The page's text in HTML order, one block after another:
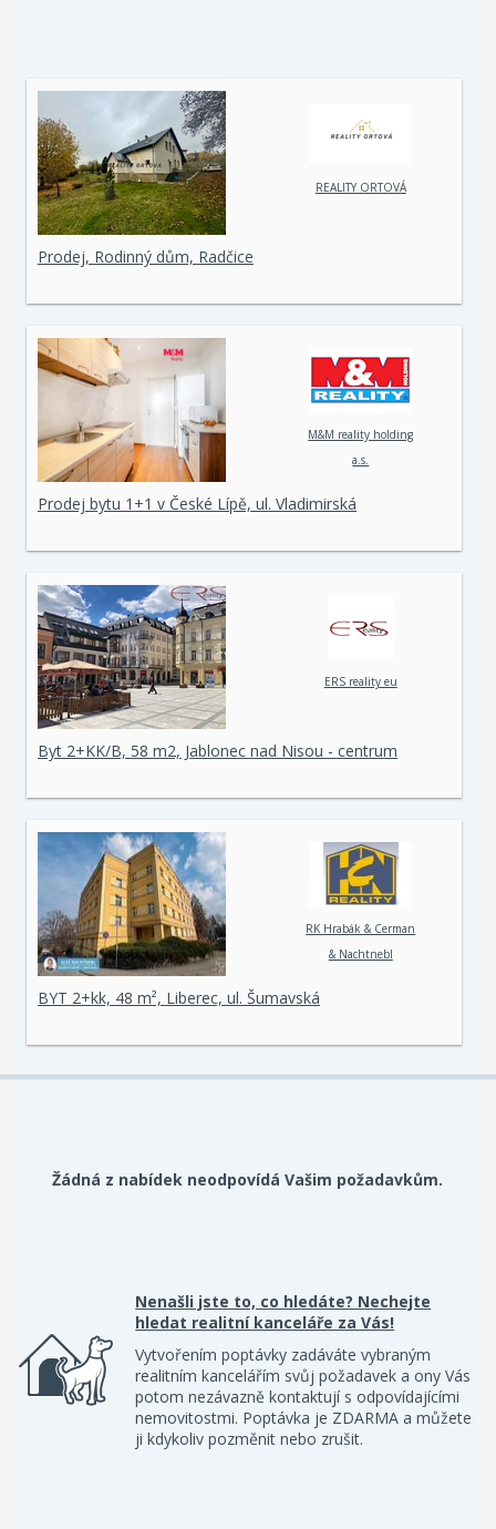
REALITY ORTOVÁ
Prodej, Rodinný dům, Radčice
M&M reality holding
a.s.
Prodej bytu 1+1 v České Lípě, ul. Vladimirská
ERS reality eu
Byt 2+KK/B, 58 m2, Jablonec nad Nisou - centrum
RK Hrabák & Cerman
& Nachtnebl
BYT 2+kk, 48 m², Liberec, ul. Šumavská
Žádná z nabídek neodpovídá Vašim požadavkům.
Nenašli jste to, co hledáte? Nechejte
hledat realitní kanceláře za Vás!
Vytvořením poptávky zadáváte vybraným
realitním kancelářím svůj požadavek a ony Vás
potom nezávazně kontaktují s odpovídajícími
nemovitostmi. Poptávka je ZDARMA a můžete
ji kdykoliv pozměnit nebo zrušit.